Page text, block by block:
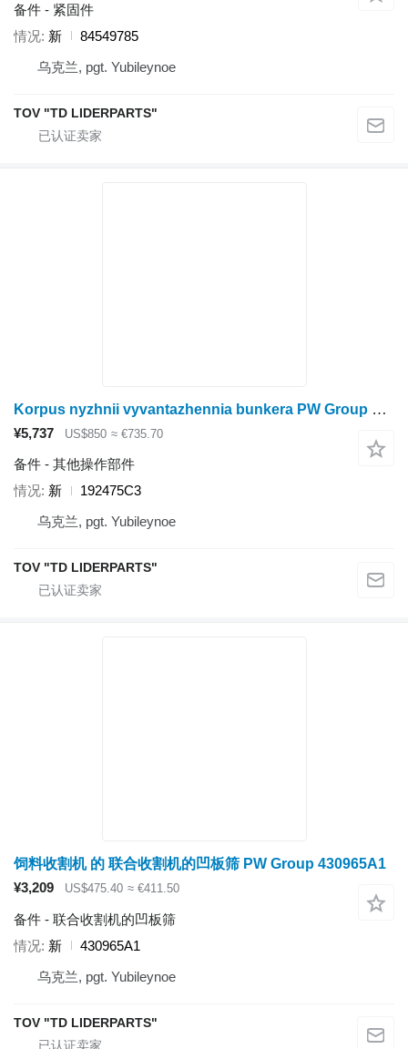
备件 - 紧固件
情况 新
84549785
乌克兰, pgt. Yubileynoe
TOV "TD LIDERPARTS"
Korpus nyzhnii vyvantazhennia bunkera PW Group 192475C3
¥5,737 US$850 ≈ €735.70
备件 - 其他操作部件
情况 新
192475C3
乌克兰, pgt. Yubileynoe
TOV "TD LIDERPARTS"
饲料收割机 的 联合收割机的凹板筛 PW Group 430965A1
¥3,209
US$475.40 ≈ €411.50
备件 - 联合收割机的凹板筛
情况 新
430965A1
乌克兰, pgt. Yubileynoe
TOV "TD LIDERPARTS"